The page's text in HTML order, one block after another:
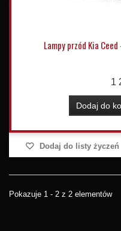
Lampy przód Kia Ceed
1
Dodaj do
Dodaj do listy życzeń
Pokazuje 1 - 2 z 2 elementów